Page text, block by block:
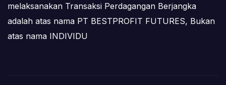
melaksanakan Transaksi Perdagangan Berjangka
adalah atas nama PT BESTPROFIT FUTURES, Bukan
atas nama INDIVIDU